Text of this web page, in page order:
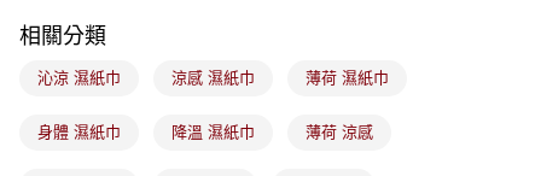
2.基於同意付款使用「大哥付你分期」之契約關係目的，商店將以您的個人
資料（包含姓名、電話或地址）提供予台灣大哥大進項蒐集、處理及利用，
由本公司與您本人進行分期帳單所需資料之確認、核對及更正。
3.完整用戶服務條款，請詳閱以下連結：
https://oppay.tw/userRule
宅配
每筆NT$100，滿NT$899(含以上)免運費
相關分類
沁涼 濕紙巾 涼感 濕紙巾 薄荷 濕紙巾
身體 濕紙巾 降溫 濕紙巾 薄荷 涼感